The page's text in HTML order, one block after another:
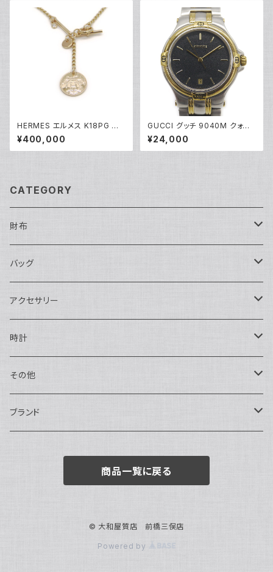
HERMES エルメス K18PG エ
クスリブリスPM 1Pダイヤモンド
ネックレス 18金 ピンクゴールド
Y05123
¥400,000
GUCCI グッチ 9040M クォー
ツ 黒文字盤 メンズウォッチ Y05
263
¥24,000
CATEGORY
財布
長財布
二つ折り
バッグ
ショルダーバッグ・ボディバッグ
ハンドバッグ・ポーチ
トートバッグ
バックパック・リュックサック
ボストンバッグ
アクセサリー
ネックレス
指輪
ピアス・イヤリング
チャーム・キーホルダー
時計
アナログ・機械式
アナログ・クォーツ
その他
ペン・万年筆
ブランド
BOTTEGA VENETA
商品一覧に戻る
© 大和屋質店 前橋三俣店
Powered by